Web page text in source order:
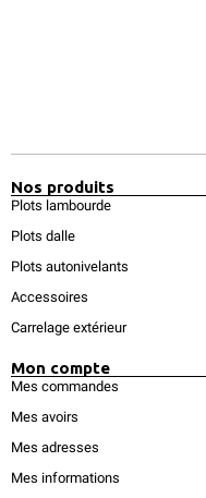
Nos produits
Plots lambourde
Plots dalle
Plots autonivelants
Accessoires
Carrelage extérieur
Mon compte
Mes commandes
Mes avoirs
Mes adresses
Mes informations